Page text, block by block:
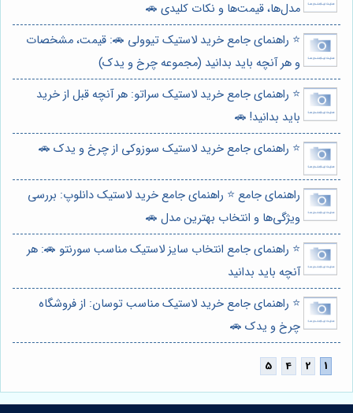
مدل‌ها، قیمت‌ها و نکات کلیدی 🚗
⭐️ راهنمای جامع خرید لاستیک تیوولی 🚗: قیمت، مشخصات
و هر آنچه باید بدانید (مجموعه چرخ و یدک)
⭐️ راهنمای جامع خرید لاستیک سراتو: هر آنچه قبل از خرید
باید بدانید! 🚗
⭐️ راهنمای جامع خرید لاستیک سوزوکی از چرخ و یدک 🚗
راهنمای جامع ⭐️ راهنمای جامع خرید لاستیک دانلوپ: بررسی
ویژگی‌ها و انتخاب بهترین مدل 🚗
⭐️ راهنمای جامع انتخاب سایز لاستیک مناسب سورنتو 🚗: هر
آنچه باید بدانید
⭐️ راهنمای جامع خرید لاستیک مناسب توسان: از فروشگاه
چرخ و یدک 🚗